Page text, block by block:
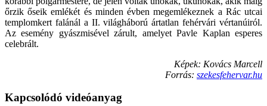
őrzik őseik emlékét és minden évben megemlékeznek a Rác utcai
templomkert falánál a II. világháború ártatlan fehérvári vértanúiról.
Az esemény gyászmisével zárult, amelyet Pavle Kaplan esperes
celebrált.
Képek: Kovács Marcell
Forrás: szekesfehervar.hu
Kapcsolódó videóanyag